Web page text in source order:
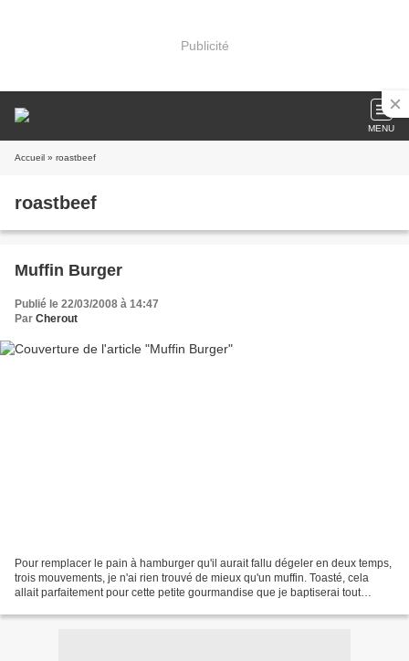
Publicité
MENU
Accueil » roastbeef
roastbeef
Muffin Burger
Publié le 22/03/2008 à 14:47
Par Cherout
Pour remplacer le pain à hamburger qu'il aurait fallu dégeler en deux temps,
trois mouvements, je n'ai rien trouvé de mieux qu'un muffin. Toasté, cela
allait parfaitement pour cette petite gourmandise que je baptiserai tout